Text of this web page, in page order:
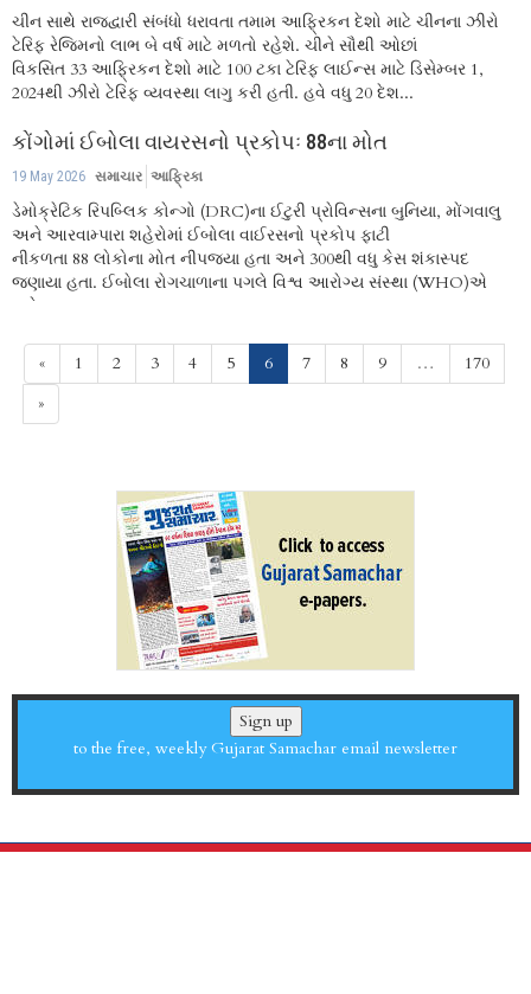
ચીન સાથે રાજદ્વારી સંબંધો ધરાવતા તમામ આફ્રિકન દેશો માટે ચીનના ઝીરો
ટેરિફ રેજિમનો લાભ બે વર્ષ માટે મળતો રહેશે. ચીને સૌથી ઓછાં
વિકસિત 33 આફ્રિકન દેશો માટે 100 ટકા ટેરિફ લાઈન્સ માટે ડિસેમ્બર 1,
2024થી ઝીરો ટેરિફ વ્યવસ્થા લાગુ કરી હતી. હવે વધુ 20 દેશ...
કોંગોમાં ઈબોલા વાયરસનો પ્રકોપઃ 88ના મોત
19 May 2026 સમાચાર આફ્રિકા
ડેમોક્રેટિક રિપબ્લિક કોન્ગો (DRC)ના ઈટુરી પ્રોવિન્સના બુનિયા, મોંગવાલુ
અને આરવામ્પારા શહેરોમાં ઈબોલા વાઈરસનો પ્રકોપ ફાટી
નીકળતા 88 લોકોના મોત નીપજ્યા હતા અને 300થી વધુ કેસ શંકાસ્પદ
જણાયા હતા. ઈબોલા રોગચાળાના પગલે વિશ્વ આરોગ્ય સંસ્થા (WHO)એ
ગ્લોબલ...
« 1 2 3 4 5 6(current)
7 8 9 …
170
»
Sign up
to the free, weekly Gujarat Samachar email newsletter